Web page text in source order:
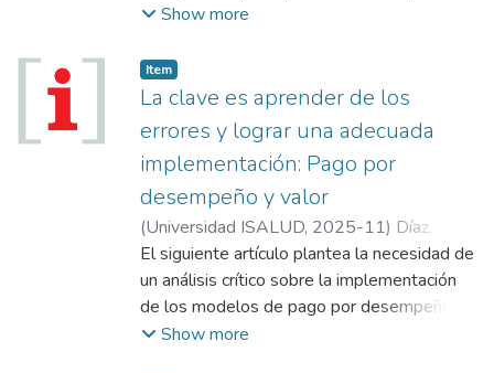
país de la región en adquirir medicamentos
pago por resultados.
Show more
Item
La clave es aprender de los
errores y lograr una adecuada
implementación: Pago por
desempeño y valor
(Universidad ISALUD, 2025-11) Díaz,
Carlos Alberto;Franzetti, Tobías
El siguiente artículo plantea la necesidad de
un análisis crítico sobre la implementación
de los modelos de pago por desempeño
(P4P), y cómo lograr un esquema
Show more